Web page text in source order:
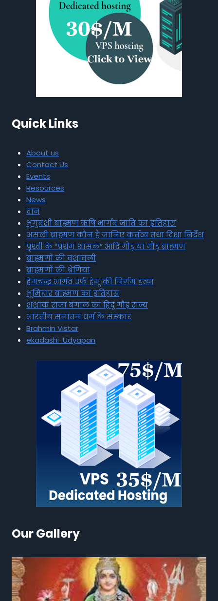
Quick Links
About us
Contact Us
Events
Resources
News
दान
भृगुवंशी ब्राह्मण ऋषि भार्गव जाति का इतिहास
असली ब्राह्मण कौन है जानिए कर्तव्य तथा दिशा निर्देश
पृथ्वी के “प्रथम शासक” आदि गौड़ या गौड़ ब्राह्मण
ब्राह्मणों की वंशावली
ब्राह्मणों की श्रेणियां
हेमचन्द्र भार्गव उर्फ हेमू की निर्मम हत्या
भूमिहार ब्राह्मण का इतिहास
शशांक राजा बंगाल का हिंदू गौड़ राज्य
भारतीय सनातन धर्म के संस्कार
Brahmin Vistar
ekadashi-Udyapan
Our Gallery